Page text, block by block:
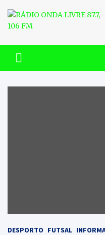
content
RÁDIO
FM
DESPORTO FUTSAL